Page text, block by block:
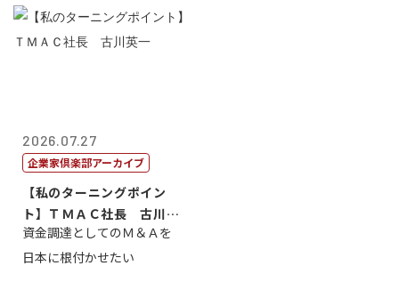
2026.07.27
企業家倶楽部アーカイブ
【私のターニングポイン
ト】ＴＭＡＣ社長 古川英
一
資金調達としてのＭ＆Ａを
日本に根付かせたい